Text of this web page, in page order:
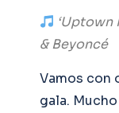
‘Uptown
& Beyoncé
Vamos con
gala.